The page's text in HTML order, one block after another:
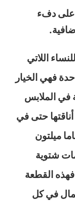
على دفء
اللاتي
فهي الخيار
في الملابس
حتى في
ميلتون
شتوية
القطعة
في كل